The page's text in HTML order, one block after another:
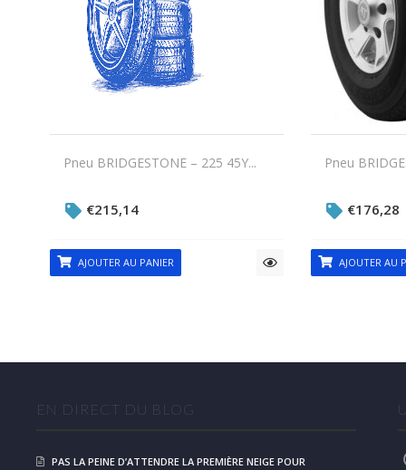
Pneu BRIDGESTONE – 225 45Y...
€215,14
AJOUTER AU PANIER
Pneu
€176,28
AJOUTER AU
EN DIRECT DU BLOG
PAS LA PEINE D’ATTENDRE LA PREMIÈRE NEIGE POUR